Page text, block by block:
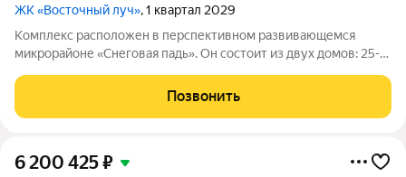
ЖК «Восточный луч», 1 квартал 2029
Комплекс расположен в перспективном развивающемся
микрорайоне «Снеговая падь». Он состоит из двух домов: 25-
соответствует высоким стандартам качества жизни,
комфортного времяпрепровождения. Так же в
Позвонить
6 200 425₽